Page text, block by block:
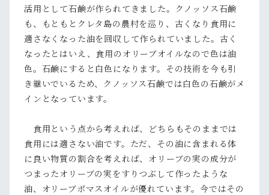
活用として石鹸が作られてきました。クノッソス石鹸
も、もともとクレタ島の農村を巡り、古くなり食用に
適さなくなった油を回収して作られていました。古く
なったとはいえ、食用のオリーブオイルなので色は油
色。石鹸にすると白色になります。その技術を今も引
き継いでいるため、クノッソス石鹸では白色の石鹸がメ
インとなっています。
食用という点から考えれば、どちらもそのままでは
食用には適さない油です。ただ、その油に含まれる体
に良い物質の割合を考えれば、オリーブの実の成分が
つまったオリーブの実をすりつぶして作ったような
油、オリーブポマスオイルが優れています。今ではその